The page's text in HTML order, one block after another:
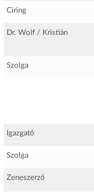
Ciring
Dr. Wolf / Kristián
Szolga
Igazgató
Szolga
Zeneszerző